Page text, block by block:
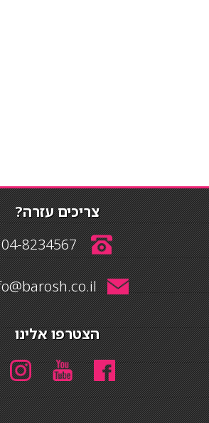
צריכים עזרה?
04-8234567
הצטרפו אלינו